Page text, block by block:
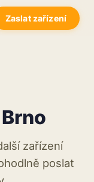
Zaslat zařízení
zařízení
poslat